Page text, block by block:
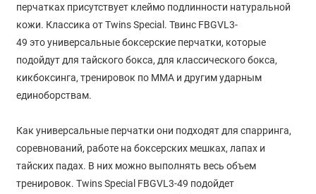
перчатках присутствует клеймо подлинности натуральной
кожи. Классика от Twins Special. Твинс FBGVL3-
49 это универсальные боксерские перчатки, которые
подойдут для тайского бокса, для классического бокса,
кикбоксинга, тренировок по ММА и другим ударным
единоборствам.
Как универсальные перчатки они подходят для спарринга,
соревнований, работе на боксерских мешках, лапах и
тайских падах. В них можно выполнять весь объем
тренировок. Twins Special FBGVL3-49 подойдет